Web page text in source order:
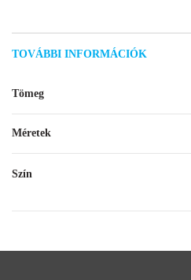
TOVÁBBI INFORMÁCIÓK
Tömeg
Méretek
Szín